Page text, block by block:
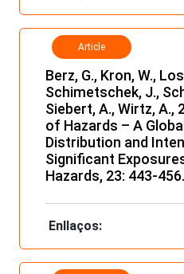
Article
Berz, G., Kron, W.,
Schimetschek, J.,
Siebert, A., Wirtz, A.,
of Hazards – A
Distribution and
Significant
Hazards, 23: 443-456.
Enllaços: